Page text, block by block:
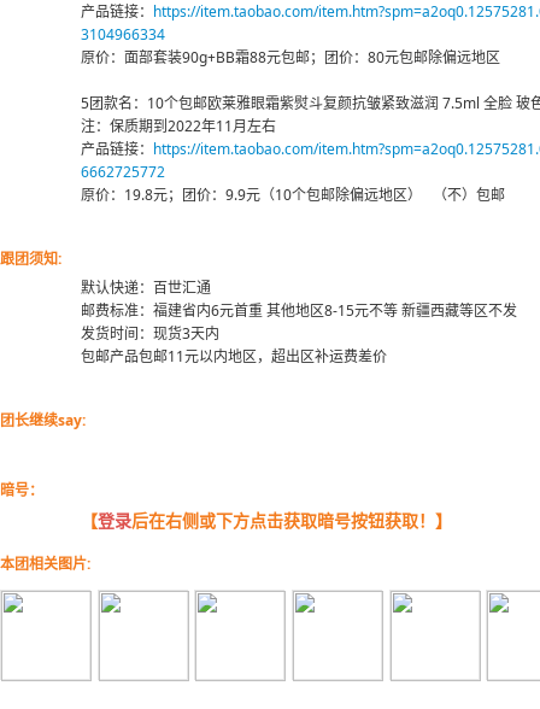
产品链接： https://item.taobao.com/
3104966334
原价：面部套装90g+BB霜88元包邮；团价：80元包邮除偏远地区
5团款名：10个包邮欧莱雅眼霜紫熨斗复颜抗皱紧致滋润 7.5ml 全脸 玻
注：保质期到2022年11月左右
产品链接： https://item.taobao.com/
6662725772
原价：19.8元；团价：9.9元（10个包邮除偏远地区） （不）包邮
跟团须知:
默认快递：百世汇通
邮费标准：福建省内6元首重 其他地区8-15元不等 新疆西藏等区不发
发货时间：现货3天内
包邮产品包邮11元以内地区，超出区补运费差价
团长继续say:
暗号：
【登录后在右侧或下方点击获取暗号按钮获取！】
本团相关图片: